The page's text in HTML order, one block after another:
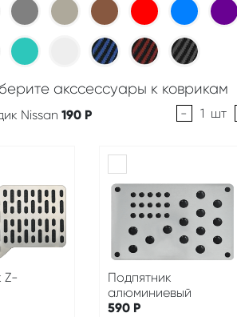
акссессуары к коврикам
Nissan 190 Р - 1 шт
Z-
Подпятник
алюминиевый
590 Р